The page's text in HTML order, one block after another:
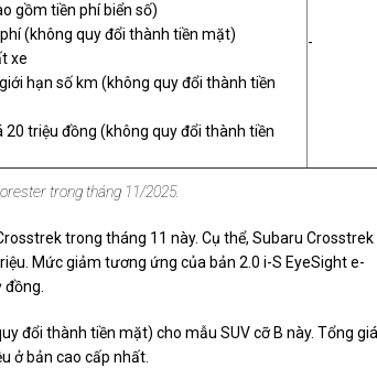
gồm tiền phí biển số)
(không quy đổi thành tiền mặt)
xe
hạn số km (không quy đổi thành tiền
20 triệu đồng (không quy đổi thành tiền
-
trong tháng 11/2025.
trong tháng 11 này. Cụ thể, Subaru Crosstrek
Mức giảm tương ứng của bản 2.0 i-S EyeSight e-
đổi thành tiền mặt) cho mẫu SUV cỡ B này. Tổng giá
ở bản cao cấp nhất.